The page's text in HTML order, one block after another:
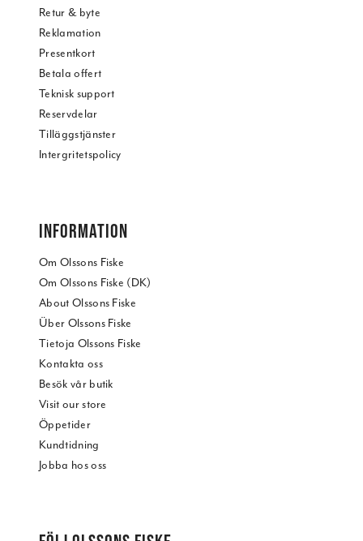
Retur & byte
Reklamation
Presentkort
Betala offert
Teknisk support
Reservdelar
Tilläggstjänster
Intergritetspolicy
INFORMATION
Om Olssons Fiske
Om Olssons Fiske (DK)
About Olssons Fiske
Über Olssons Fiske
Tietoja Olssons Fiske
Kontakta oss
Besök vår butik
Visit our store
Öppetider
Kundtidning
Jobba hos oss